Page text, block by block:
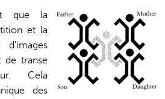
que la
et la
d'images
de transe
Cela
des